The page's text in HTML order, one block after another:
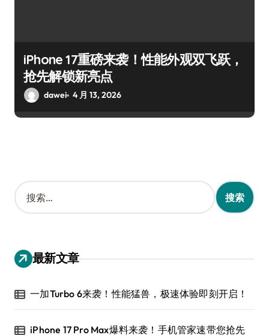
iPhone 17重磅来袭！性能外观双飞跃，
抢先解锁新亮点
dawei 4 月 13, 2026
搜
索
：
最新文章
一加Turbo 6来袭！性能猛兽，极速体验即刻开启！
iPhone 17 Pro Max爆料来袭！手机管家速带您抢先